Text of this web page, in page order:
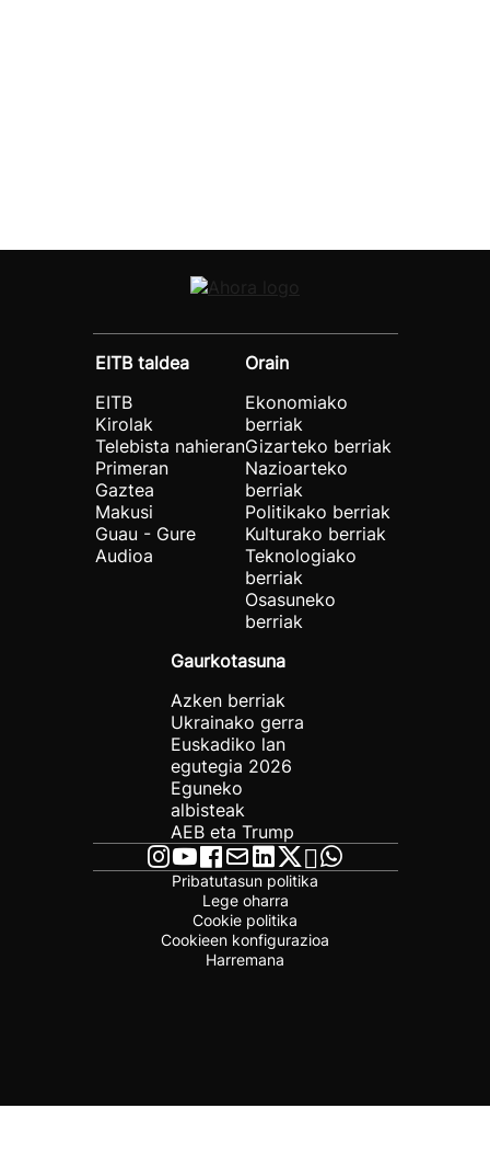
EITB taldea
EITB
Kirolak
Telebista nahieran
Primeran
Gaztea
Makusi
Guau - Gure
Audioa
Orain
Ekonomiako
berriak
Gizarteko berriak
Nazioarteko
berriak
Politikako berriak
Kulturako berriak
Teknologiako
berriak
Osasuneko
berriak
Gaurkotasuna
Azken berriak
Ukrainako gerra
Euskadiko lan
egutegia 2026
Eguneko
albisteak
AEB eta Trump
Pribatutasun politika
Lege oharra
Cookie politika
Cookieen konfigurazioa
Harremana